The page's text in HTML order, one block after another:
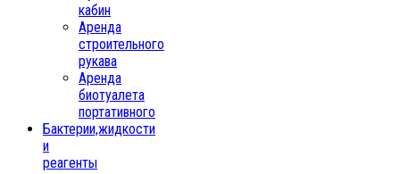
кабин
Аренда
строительного
рукава
Аренда
биотуалета
портативного
Бактерии,жидкости
и
реагенты